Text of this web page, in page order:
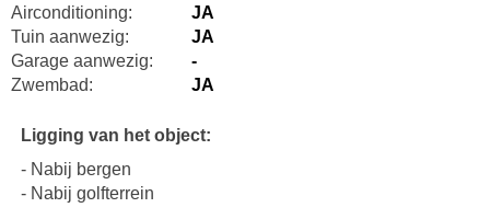
Airconditioning:
JA
Tuin aanwezig:
JA
Garage aanwezig:
-
Zwembad:
JA
Ligging van het object:
- Nabij bergen
- Nabij golfterrein